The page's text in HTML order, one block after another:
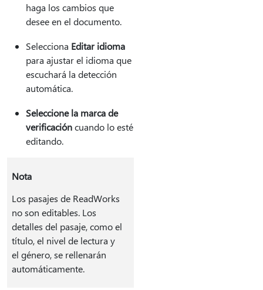
haga los cambios que
desee en el documento.
Selecciona Editar idioma
para ajustar el idioma que
escuchará la detección
automática.
Seleccione la marca de
verificacióncuando lo esté
editando.
Nota
Los pasajes de ReadWorks
no son editables. Los
detalles del pasaje, como el
título, el nivel de lectura y
el género, se rellenarán
automáticamente.